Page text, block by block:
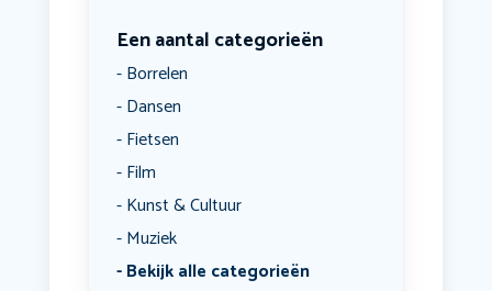
Een aantal categorieën
Borrelen
Dansen
Fietsen
Film
Kunst & Cultuur
Muziek
Bekijk alle categorieën